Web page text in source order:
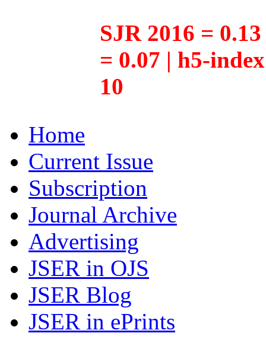
SJR 2016 =
= 0.07 | h5-
10
Home
Current Issue
Subscription
Journal Archive
Advertising
JSER in OJS
JSER Blog
JSER in ePrints